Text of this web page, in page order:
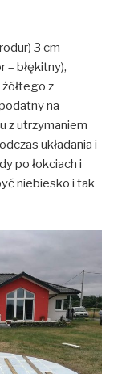
3 cm
– błękitny),
z
na
z utrzymaniem
układania i
po łokciach i
niebiesko i tak